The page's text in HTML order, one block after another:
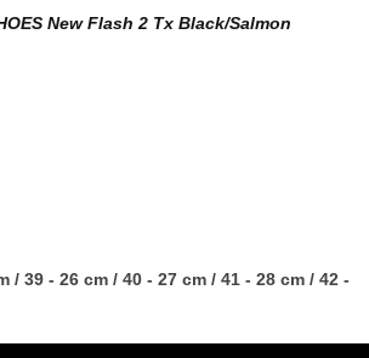
New Flash 2 Tx Black/Salmon
/ 39 - 26 cm / 40 - 27 cm / 41 - 28 cm / 42 -